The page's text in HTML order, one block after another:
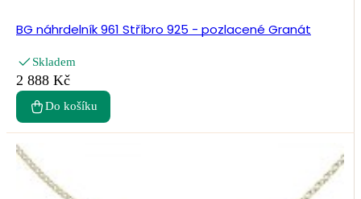
BG náhrdelník 961 Stříbro 925 - pozlacené Granát
Skladem
2 888 Kč
Do košíku